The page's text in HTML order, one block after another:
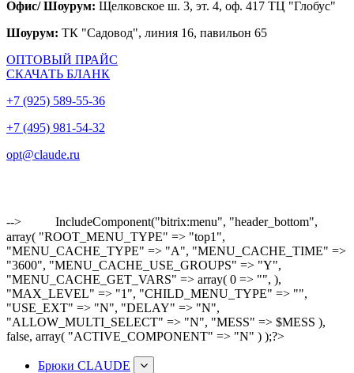
Офис/ Шоурум: Щелковское ш. 3, эт. 4, оф. 417 ТЦ "Глобус"
Шоурум: ТК "Садовод", линия 16, павильон 65
ОПТОВЫЙ ПРАЙС
СКАЧАТЬ БЛАНК
+7 (925) 589-55-36
+7 (495) 981-54-32
opt@claude.ru
-->
IncludeComponent("bitrix:menu", "header_bottom",
array( "ROOT_MENU_TYPE" => "top1",
"MENU_CACHE_TYPE" => "A", "MENU_CACHE_TIME" =>
"3600", "MENU_CACHE_USE_GROUPS" => "Y",
"MENU_CACHE_GET_VARS" => array( 0 => "", ),
"MAX_LEVEL" => "1", "CHILD_MENU_TYPE" => "",
"USE_EXT" => "N", "DELAY" => "N",
"ALLOW_MULTI_SELECT" => "N", "MESS" => $MESS ),
false, array( "ACTIVE_COMPONENT" => "N" ) );?>
Брюки CLAUDE